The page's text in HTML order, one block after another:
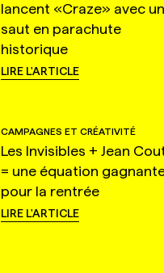
lancent «Craze» avec un
saut en parachute
historique
LIRE L'ARTICLE
CAMPAGNES ET CRÉATIVITÉ
Les Invisibles + Jean
= une équation
pour la rentrée
LIRE L'ARTICLE